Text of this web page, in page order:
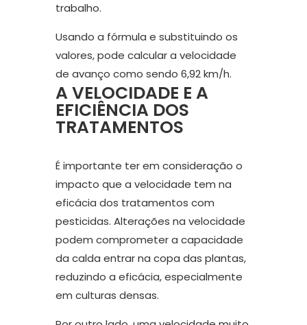
trabalho.
Usando a fórmula e substituindo os
valores, pode calcular a velocidade
de avanço como sendo 6,92 km/h.
A VELOCIDADE E A
EFICIÊNCIA DOS
TRATAMENTOS
É importante ter em consideração o
impacto que a velocidade tem na
eficácia dos tratamentos com
pesticidas. Alterações na velocidade
podem comprometer a capacidade
da calda entrar na copa das plantas,
reduzindo a eficácia, especialmente
em culturas densas.